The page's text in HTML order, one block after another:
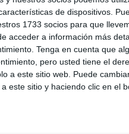
de dispositivos.
1733 socios para que
acceder a información más
Tenga en cuenta que
pero usted tiene el
a este sitio web. Puede
este sitio y haciendo clic en el